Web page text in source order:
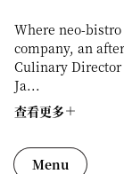
Where neo-
company, an
Culinary Director
Ja...
查看更多
Menu